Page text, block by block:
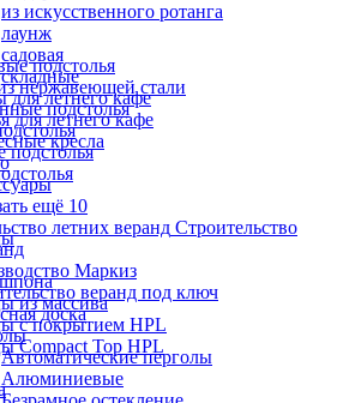
из искусственного ротанга
лаунж
садовая
складные
для летнего кафе
для летнего кафе
кресла
ещё 10
Строительство
Маркиз
веранд под ключ
доска
Автоматические перголы
Алюминиевые
подстолья
нержавеющей стали
подстолья
подстолья
из массива
с покрытием HPL
Сompact Top HPL